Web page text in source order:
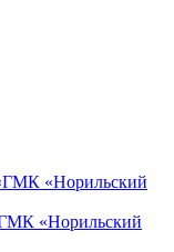
«Норильский
«Норильский